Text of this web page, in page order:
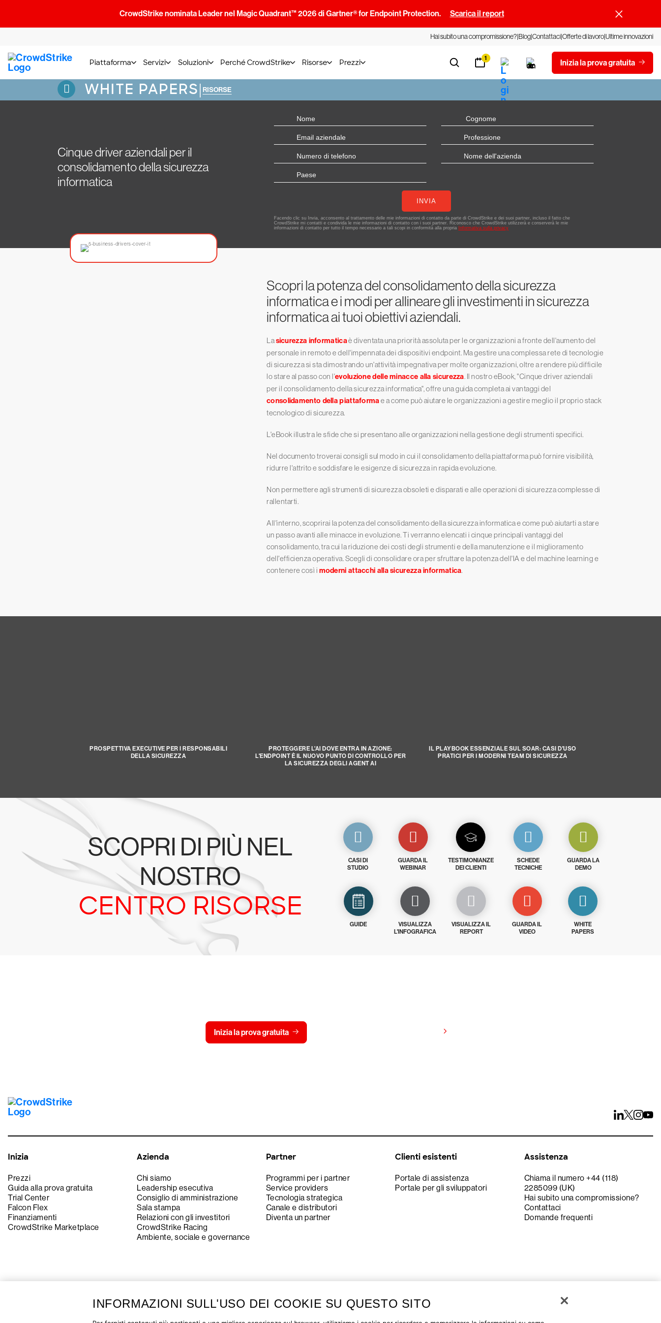
CrowdStrike nominata Leader nel Magic Quadrant™ 2026 di Gartner® for Endpoint Protection. Scarica il report
Hai subito una compromissione?BlogContattaciOfferte di lavoroUltime innovazioni
Piattaforma Servizi Soluzioni Perché CrowdStrike Risorse Prezzi 1 Inizia la prova gratuita
WHITE PAPERS| RISORSE
Cinque driver aziendali per il
consolidamento della sicurezza
informatica
Scopri la potenza del consolidamento della sicurezza
informatica e i modi per allineare gli investimenti in sicurezza
informatica ai tuoi obiettivi aziendali.
Lasicurezza informaticaè diventata una priorità assoluta per le organizzazioni a fronte dell'aumento del
personale in remoto e dell'impennata dei dispositivi endpoint. Ma gestire una complessa rete di tecnologie
di sicurezza si sta dimostrando un'attività impegnativa per molte organizzazioni, oltre a rendere più difficile
lo stare al passo con l'evoluzione delle minacce alla sicurezza. Il nostro eBook, "Cinque driver aziendali
per il consolidamento della sicurezza informatica", offre una guida completa ai vantaggi del
consolidamento della piattaformae a come può aiutare le organizzazioni a gestire meglio il proprio stack
tecnologico di sicurezza.
L'eBook illustra le sfide che si presentano alle organizzazioni nella gestione degli strumenti specifici.
Nel documento troverai consigli sul modo in cui il consolidamento della piattaforma può fornire visibilità,
ridurre l'attrito e soddisfare le esigenze di sicurezza in rapida evoluzione.
Non permettere agli strumenti di sicurezza obsoleti e disparati e alle operazioni di sicurezza complesse di
rallentarti.
All'interno, scoprirai la potenza del consolidamento della sicurezza informatica e come può aiutarti a stare
un passo avanti alle minacce in evoluzione. Ti verranno elencati i cinque principali vantaggi del
consolidamento, tra cui la riduzione dei costi degli strumenti e della manutenzione e il miglioramento
dell'efficienza operativa. Scegli di consolidare ora per sfruttare la potenza dell'IA e del machine learning e
contenere così i moderni attacchi alla sicurezza informatica.
PROSPETTIVA EXECUTIVE PER I RESPONSABILI
DELLA SICUREZZA
PROTEGGERE L'AI DOVE ENTRA IN AZIONE:
L'ENDPOINT È IL NUOVO PUNTO DI CONTROLLO PER
LA SICUREZZA DEGLI AGENT AI
IL PLAYBOOK ESSENZIALE SUL SOAR: CASI D'USO
PRATICI PER I MODERNI TEAM DI SICUREZZA
SCOPRI DI PIÙ NEL
NOSTRO
CENTRO RISORSE
CASI DI
STUDIO
GUARDA IL
WEBINAR
TESTIMONIANZE
DEI CLIENTI
SCHEDE
TECNICHE
GUARDA LA
DEMO
GUIDE
VISUALIZZA
L'INFOGRAFICA
VISUALIZZA IL
REPORT
GUARDA IL
VIDEO
WHITE
PAPERS
Inizia la prova gratuita
Inizia
Prezzi
Guida alla prova gratuita
Trial Center
Falcon Flex
Finanziamenti
CrowdStrike Marketplace
Azienda
Chi siamo
Leadership esecutiva
Consiglio di amministrazione
Sala stampa
Relazioni con gli investitori
CrowdStrike Racing
Ambiente, sociale e governance
Partner
Programmi per i partner
Service providers
Tecnologia strategica
Canale e distributori
Diventa un partner
Clienti esistenti
Portale di assistenza
Portale per gli sviluppatori
Assistenza
Chiama il numero +44 (118)
2285099 (UK)
Hai subito una compromissione?
Contattaci
Domande frequenti
INFORMAZIONI SULL'USO DEI COOKIE SU QUESTO SITO